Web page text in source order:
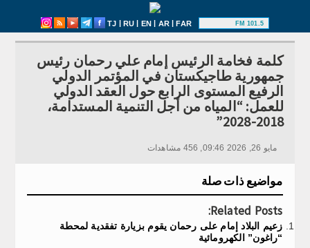
TJ | RU | EN | AR|FAR 101.5 FM
كلمة فخامة الرئيس إمام علي رحمان رئيس
جمهورية طاجيكستان في المؤتمر الدولي
الرفيع المستوى الرابع حول العقد الدولي
للعمل: “المياه من أجل التنمية المستدامة،
2018-2028”
مايو 26, 2026 09:46, 456 مشاهدات
مواضيع ذات صلة
Related Posts:
زعيم البلاد إمام على رحمان يقوم بزيارة تفقدية لمحطة
“راغون” الكهرومائية